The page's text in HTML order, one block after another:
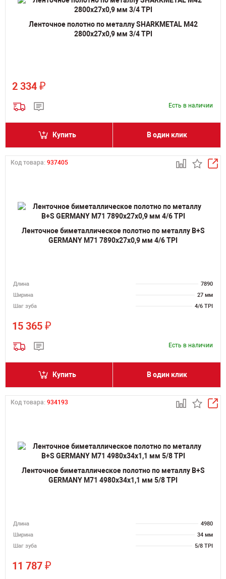
Ленточное полотно по металлу SHARKMETAL M42
2800х27х0,9 мм 3/4 TPI
2 334 ₽
Есть в наличии
Купить В один клик
Код товара: 937405
Ленточное биметаллическое полотно по металлу B+S
GERMANY M71 7890х27х0,9 мм 4/6 TPI
Длина
7890
Ширина
27 мм
Шаг зуба
4/6 TPI
15 365 ₽
Есть в наличии
Купить В один клик
Код товара: 934193
Ленточное биметаллическое полотно по металлу B+S
GERMANY M71 4980х34х1,1 мм 5/8 TPI
Длина
4980
Ширина
34 мм
Шаг зуба
5/8 TPI
11 787 ₽